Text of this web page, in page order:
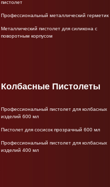
пистолет
Профессиональный металлический герметик
Металлический пистолет для силикона с
поворотным корпусом
Колбасные Пистолеты
Профессиональный пистолет для колбасных
изделий 600 мл
Пистолет для сосисок прозрачный 600 мл
Профессиональный пистолет для колбасных
изделий 400 мл